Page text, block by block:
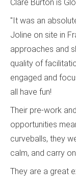
Clare Burton is
"It was an
Joline on site in
approaches and
quality of
engaged and
all have fun!
Their pre-work
opportunities
curveballs, they
calm, and carry
They are a great